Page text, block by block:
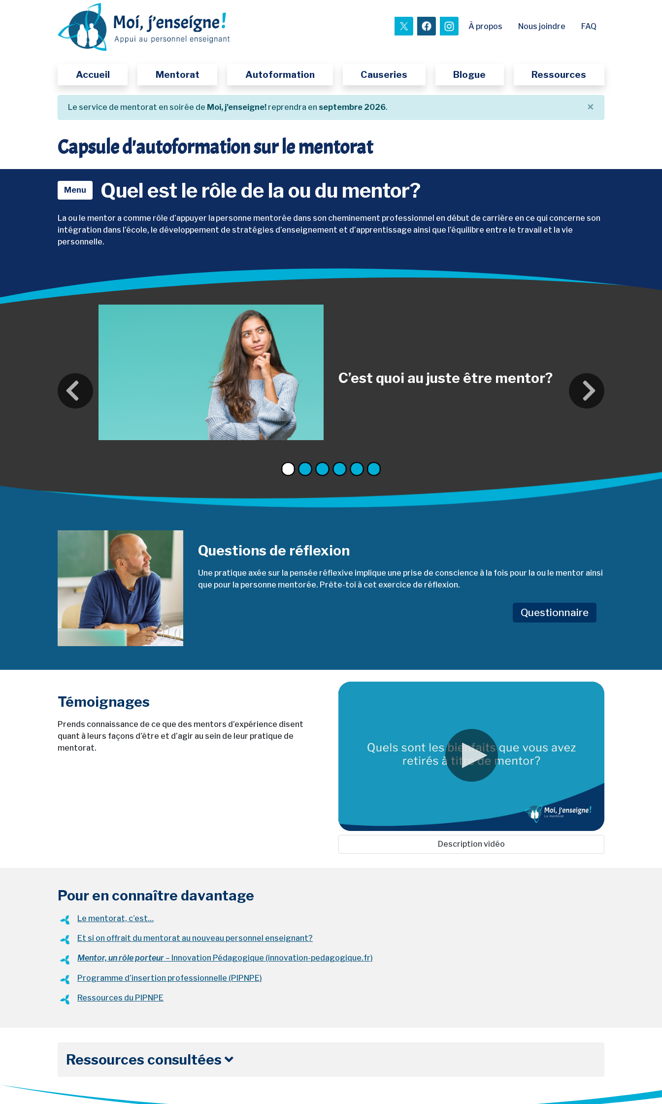
nouvel ongletnouvel ongletnouvel onglet
À propos Nous joindre FAQ
Accueil Mentorat Autoformation Causeries Blogue Ressources
Le service de mentorat en soirée de Moi, j’enseigne! reprendra en septembre 2026. ×
Capsule d'autoformation sur le mentorat
Menu Quel est le rôle de la ou du mentor?
La ou le mentor a comme rôle d’appuyer la personne mentorée dans son cheminement professionnel en début de carrière en ce qui concerne son
intégration dans l’école, le développement de stratégies d’enseignement et d’apprentissage ainsi que l’équilibre entre le travail et la vie
personnelle.
C’est quoi au juste être mentor?
Précédent Suivante
Questions de réflexion
Une pratique axée sur la pensée réflexive implique une prise de conscience à la fois pour la ou le mentor ainsi
que pour la personne mentorée. Prête-toi à cet exercice de réflexion.
Questionnaire
Témoignages
Prends connaissance de ce que des mentors d’expérience disent
quant à leurs façons d’être et d’agir au sein de leur pratique de
mentorat.
0
Description vidéo
Pour en connaître davantage
Le mentorat, c’est…
Et si on offrait du mentorat au nouveau personnel enseignant?
Mentor, un rôle porteur – Innovation Pédagogique (innovation-pedagogique.fr)
Programme d’insertion professionnelle (PIPNPE)
Ressources du PIPNPE
Ressources consultées